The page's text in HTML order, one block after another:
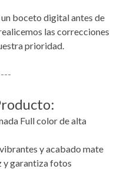
boceto digital antes de
las correcciones
prioridad.
Full color de alta
y acabado mate
y garantiza fotos